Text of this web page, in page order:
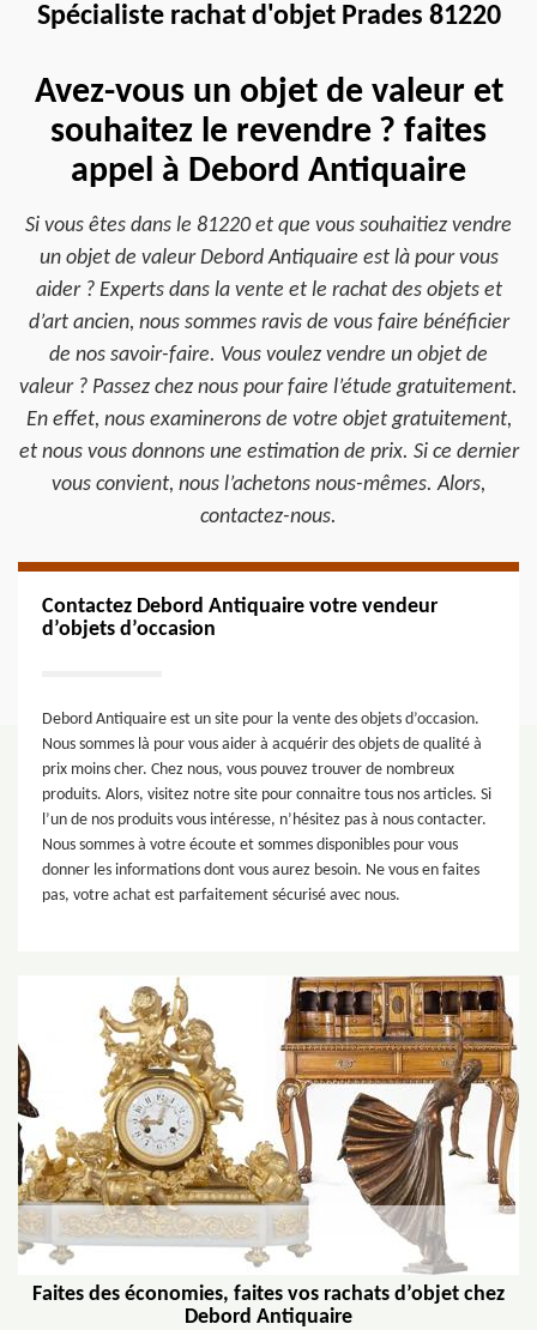
Spécialiste rachat d'objet Prades 81220
Avez-vous un objet de valeur et
souhaitez le revendre ? faites
appel à Debord Antiquaire
Si vous êtes dans le 81220 et que vous souhaitiez vendre
un objet de valeur Debord Antiquaire est là pour vous
aider ? Experts dans la vente et le rachat des objets et
d’art ancien, nous sommes ravis de vous faire bénéficier
de nos savoir-faire. Vous voulez vendre un objet de
valeur ? Passez chez nous pour faire l’étude gratuitement.
En effet, nous examinerons de votre objet gratuitement,
et nous vous donnons une estimation de prix. Si ce dernier
vous convient, nous l’achetons nous-mêmes. Alors,
contactez-nous.
Contactez Debord Antiquaire votre vendeur
d’objets d’occasion
Debord Antiquaire est un site pour la vente des objets d’occasion.
Nous sommes là pour vous aider à acquérir des objets de qualité à
prix moins cher. Chez nous, vous pouvez trouver de nombreux
produits. Alors, visitez notre site pour connaitre tous nos articles. Si
l’un de nos produits vous intéresse, n’hésitez pas à nous contacter.
Nous sommes à votre écoute et sommes disponibles pour vous
donner les informations dont vous aurez besoin. Ne vous en faites
pas, votre achat est parfaitement sécurisé avec nous.
Faites des économies, faites vos rachats d’objet chez
Debord Antiquaire